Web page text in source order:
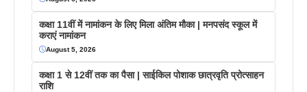
कक्षा 11वीं में नामांकन के लिए मिला अंतिम मौका | मनपसंद स्कूल में
कराएं नामांकन
August 5, 2026
कक्षा 1 से 12वीं तक का पैसा | साईकिल पोशाक छात्रवृति प्रोत्साहन
राशि